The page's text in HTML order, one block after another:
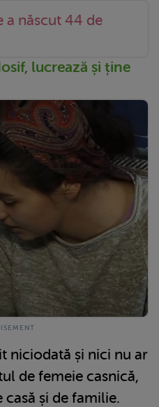
a născut 44 de
lucrează și ține
niciodată și nici nu ar
de femeie casnică,
casă și de familie.